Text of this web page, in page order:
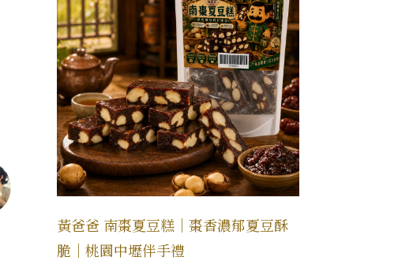
黃爸爸 南棗夏豆糕｜棗香濃郁夏豆酥
脆｜桃園中壢伴手禮